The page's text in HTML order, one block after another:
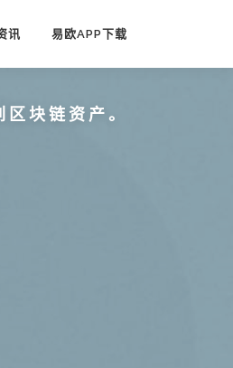
讯 易欧APP下载
块链资产。